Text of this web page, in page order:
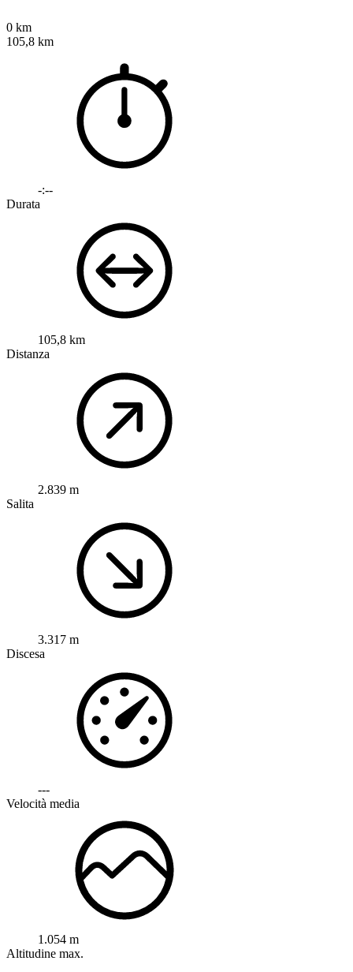
0 km
105,8 km
-:--
Durata
105,8 km
Distanza
2.839 m
Salita
3.317 m
Discesa
---
Velocità media
1.054 m
Altitudine max.